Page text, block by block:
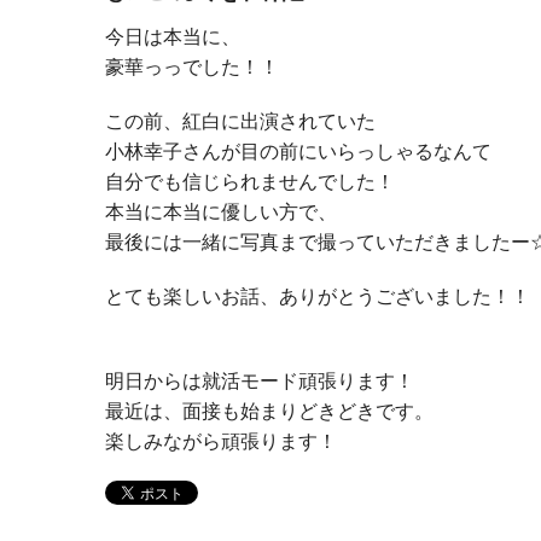
今日は本当に、
豪華っっでした！！
この前、紅白に出演されていた
小林幸子さんが目の前にいらっしゃるなんて
自分でも信じられませんでした！
本当に本当に優しい方で、
最後には一緒に写真まで撮っていただきました
とても楽しいお話、ありがとうございました！！
明日からは就活モード頑張ります！
最近は、面接も始まりどきどきです。
楽しみながら頑張ります！